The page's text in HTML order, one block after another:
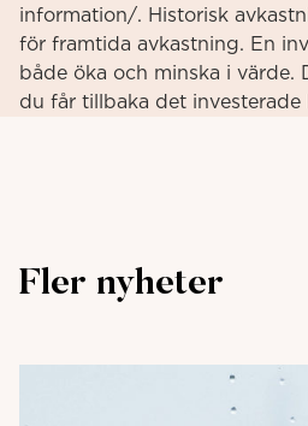
information/. Historisk
för framtida avkastning. En
både öka och minska i värde.
du får tillbaka det investerade
Fler nyheter